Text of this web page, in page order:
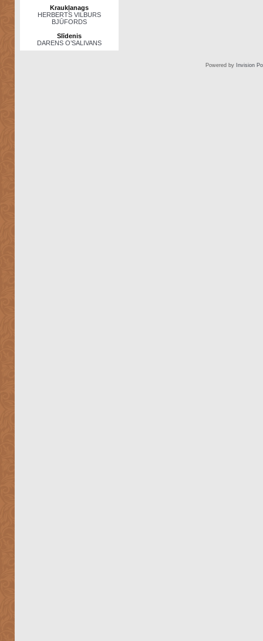
Kraukļanags
HERBERTS VILBURS
BJŪFORDS
Slīdenis
DARENS O’SALIVANS
Powered by Invision